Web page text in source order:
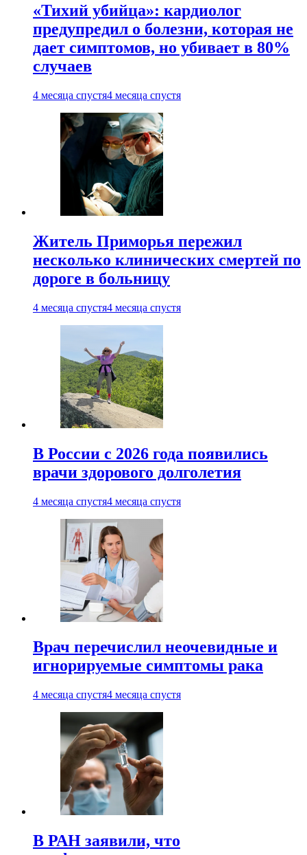
«Тихий убийца»: кардиолог
предупредил о болезни, которая не
дает симптомов, но убивает в 80%
случаев
4 месяца спустя4 месяца спустя
Житель Приморья пережил
несколько клинических смертей по
дороге в больницу
4 месяца спустя4 месяца спустя
В России с 2026 года появились
врачи здорового долголетия
4 месяца спустя4 месяца спустя
Врач перечислил неочевидные и
игнорируемые симптомы рака
4 месяца спустя4 месяца спустя
В РАН заявили, что